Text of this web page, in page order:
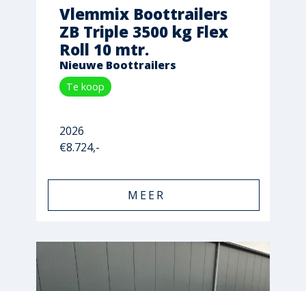
Vlemmix Boottrailers
ZB Triple 3500 kg Flex
Roll 10 mtr.
Nieuwe Boottrailers
Te koop
2026
€8.724,-
MEER